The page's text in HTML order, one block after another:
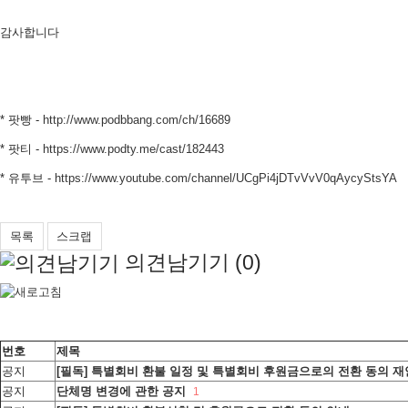
감사합니다
* 팟빵 - http://www.podbbang.com/ch/16689
* 팟티 - https://www.podty.me/cast/182443
* 유투브 - https://www.youtube.com/channel/UCgPi4jDTvVvV0qAycyStsYA
목록 스크랩
의견남기기 (0)
번호
제목
공지
[필독] 특별회비 환불 일정 및 특별회비 후원금으로의 전환 동의 재
공지
단체명 변경에 관한 공지 1